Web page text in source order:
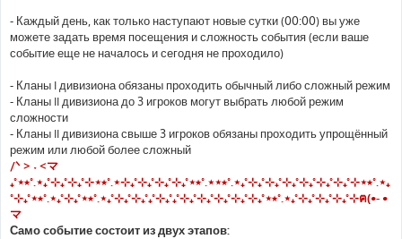
- Каждый день, как только наступают новые сутки (00:00) вы уже
можете задать время посещения и сложность события (если ваше
событие еще не началось и сегодня не проходило)
- Кланы I дивизиона обязаны проходить обычный либо сложный режим
- Кланы II дивизиона до 3 игроков могут выбрать любой режим
сложности
- Кланы II дивизиона свыше 3 игроков обязаны проходить упрощённый
режим или любой более сложный
/ᐠ > ˕ <マ
₊˚⋆⭒˚.⋆₊˚⊹₊˚⊹₊˚⊹⋆⭒˚.⋆⊹₊˚⊹₊˚⊹₊˚⊹₊˚⋆⭒˚.⋆⋆⭒˚.⋆₊˚⊹₊˚⊹₊˚⊹₊˚⊹₊˚⊹₊˚⊹₊˚⊹⋆⭒˚.⋆₊
˚⊹₊˚⋆⭒˚.⋆₊˚⊹₊˚⋆⭒˚.⋆₊˚⊹₊˚⊹₊˚₊˚⊹₊˚₊˚⊹₊˚⊹₊˚⊹₊˚⊹₊˚⊹₊˚⋆⭒˚.⋆₊˚⊹₊˚⊹₊˚⊹₊˚⊹ฅ(•- •
マ
Само событие состоит из двух этапов: